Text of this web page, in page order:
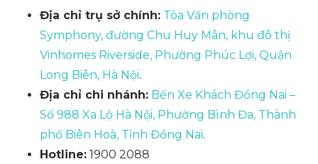
Địa chỉ trụ sở chính: Tòa Văn phòng
Symphony, đường Chu Huy Mân, khu đô thị
Vinhomes Riverside, Phường Phúc Lợi, Quận
Long Biên, Hà Nội.
Địa chỉ chi nhánh: Bến Xe Khách Đồng Nai –
Số 988 Xa Lộ Hà Nội, Phường Bình Đa, Thành
phố Biên Hoà, Tỉnh Đồng Nai.
Hotline: 1900 2088